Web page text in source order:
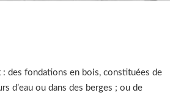
des fondations en bois, constituées de
d’eau ou dans des berges ; ou de